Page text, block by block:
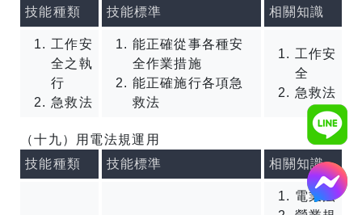
技能種類
技能標準 相關知識
工作安
全之執
行
急救法
能正確從事各種安
全作業措施
能正確施行各項急
救法
工作安
全
急救法
（十九）用電法規運用
技能種類
技能標準 相關知識
電業法